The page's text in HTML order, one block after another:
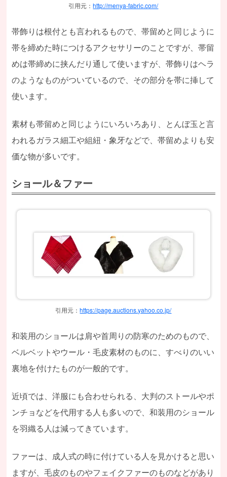
引用元：http://menya-fabric.com/
帯飾りは根付とも言われるもので、帯留めと同じように
帯を締めた時につけるアクセサリーのことですが、帯留
めは帯締めに挟んだり通して使いますが、帯飾りはヘラ
のようなものがついているので、その部分を帯に挿して
使います。
素材も帯留めと同じようにいろいろあり、とんぼ玉と言
われるガラス細工や組紐・象牙などで、帯留めよりも安
価な物が多いです。
ショール＆ファー
引用元：https://page.auctions.yahoo.co.jp/
和装用のショールは肩や首周りの防寒のためのもので、
ベルベットやウール・毛皮素材のものに、すべりのいい
裏地を付けたものが一般的です。
近頃では、洋服にも合わせられる、大判のストールやポ
ンチョなどを代用する人も多いので、和装用のショール
を羽織る人は減ってきています。
ファーは、成人式の時に付けている人を見かけると思い
ますが、毛皮のものやフェイクファーのものなどがあり